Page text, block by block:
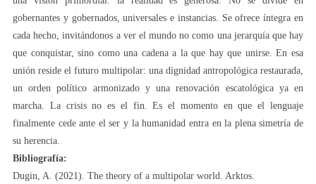
gobernantes y gobernados, universales e instancias. Se ofrece íntegra en
cada hecho, invitándonos a ver el mundo no como una jerarquía que hay
que conquistar, sino como una cadena a la que hay que unirse. En esa
unión reside el futuro multipolar: una dignidad antropológica restaurada,
un orden político armonizado y una renovación escatológica ya en
marcha. La crisis no es el fin. Es el momento en que el lenguaje
finalmente cede ante el ser y la humanidad entra en la plena simetría de
su herencia.
Bibliografía:
Dugin, A. (2021). The theory of a multipolar world. Arktos.